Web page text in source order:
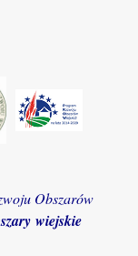
Obszarów
wiejskie